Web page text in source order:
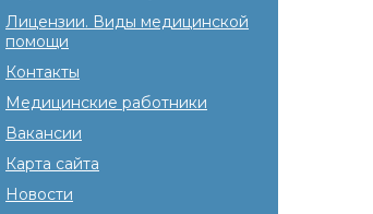
Лицензии. Виды медицинской
помощи
Контакты
Медицинские работники
Вакансии
Карта сайта
Новости